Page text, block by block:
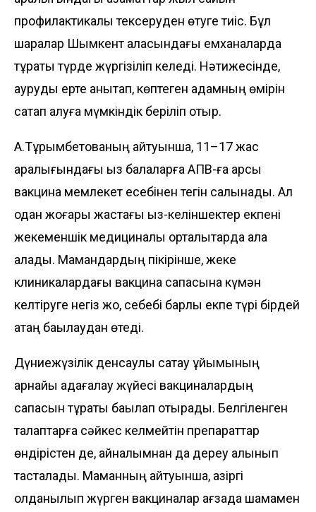
профилактикалық тексеруден өтуге тиіс. Бұл
шаралар Шымкент қаласындағы емханаларда
тұрақты түрде жүргізіліп келеді. Нәтижесінде,
ауруды ерте анықтап, көптеген адамның өмірін
сақтап қалуға мүмкіндік беріліп отыр.
А.Тұрымбетованың айтуынша, 11–17 жас
аралығындағы қыз балаларға АПВ-ға қарсы
вакцина мемлекет есебінен тегін салынады. Ал
одан жоғары жастағы қыз-келіншектер екпені
жекеменшік медициналық орталықтарда ала
алады. Мамандардың пікірінше, жеке
клиникалардағы вакцина сапасына күмән
келтіруге негіз жоқ, себебі барлық екпе түрі бірдей
қатаң бақылаудан өтеді.
Дүниежүзілік денсаулық сақтау ұйымының
арнайы қадағалау жүйесі вакциналардың
сапасын тұрақты бақы­лап отырады. Белгіленген
талаптарға сәйкес келмейтін препараттар
өндірістен де, айналымнан да дереу алынып
тас­талады. Маманның айтуынша, қазіргі
қолданылып жүрген вакциналар ағзада шамамен